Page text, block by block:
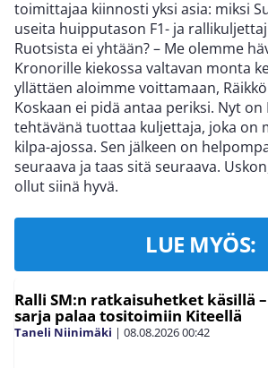
toimittajaa kiinnosti yksi asia: miksi
useita huipputason F1- ja
Ruotsista ei yhtään? – Me olemme
Kronorille kiekossa valtavan monta
yllättäen aloimme voittamaan,
Koskaan ei pidä antaa periksi. Nyt on
tehtävänä tuottaa kuljettaja, joka on
kilpa-ajossa. Sen jälkeen on
seuraava ja taas sitä seuraava.
ollut siinä hyvä.
LUE MYÖS:
Ralli SM:n ratkaisuhetket käsillä –
sarja palaa tositoimiin Kiteellä
Taneli Niinimäki | 08.08.202600:42